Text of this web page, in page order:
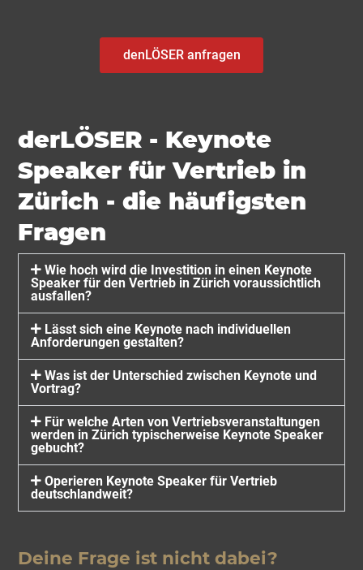
denLÖSER anfragen
derLÖSER - Keynote
Speaker für Vertrieb in
Zürich - die häufigsten
Fragen
Wie hoch wird die Investition in einen Keynote
Speaker für den Vertrieb in Zürich voraussichtlich
ausfallen?
Lässt sich eine Keynote nach individuellen
Anforderungen gestalten?
Was ist der Unterschied zwischen Keynote und
Vortrag?
Für welche Arten von Vertriebsveranstaltungen
werden in Zürich typischerweise Keynote Speaker
gebucht?
Operieren Keynote Speaker für Vertrieb
deutschlandweit?
Deine Frage ist nicht dabei?